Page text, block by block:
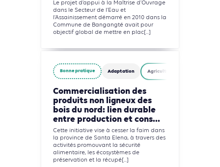
Le projet d’appui à la Maîtrise d’Ouvrage
dans le Secteur de l’Eau et
l’Assainissement démarré en 2010 dans la
Commune de Bangangté avait pour
objectif global de mettre en plac[...]
Bonne pratique Adaptation Agriculture, Foresterie et
Commercialisation des
produits non ligneux des
bois du nord: lien durable
entre production et cons...
Cette initiative vise à cesser la faim dans
la province de Santa Elena, à travers des
activités promouvant la sécurité
alimentaire, les écosystèmes de
préservation et la récupé[...]